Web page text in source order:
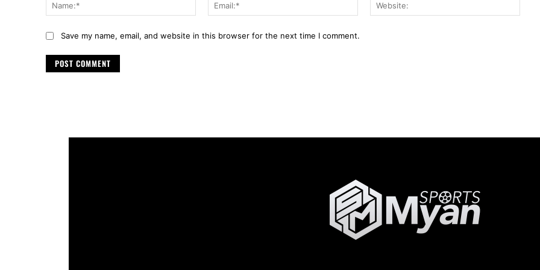
Save my name, email, and website in this browser for the next time I comment.